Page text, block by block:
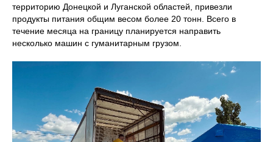
территорию Донецкой и Луганской областей, привезли
продукты питания общим весом более 20 тонн. Всего в
течение месяца на границу планируется направить
несколько машин с гуманитарным грузом.